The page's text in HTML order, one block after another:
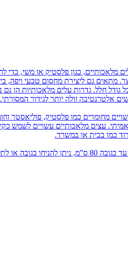
מלאכותיים, כגון פלסטיק או משי,
חצר. מתאים גם ליצירת מחסום טבעי
חלל. גדרות עלים מלאכותיות הן
אלטרנטיבה זולה יותר לגידור המסורתי.
מחומרים כמו פלסטיק, פוליאסטר
אמיתי. עצים מלאכותיים עשויים לשמש
כמו בבית או במשרד.
עציץ מלאכותי בשונה מעץ מלאכותי, הוא מגיע